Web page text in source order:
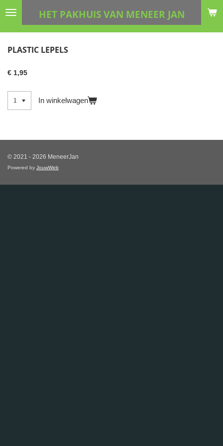
Ga
hoofdinhoud
HET PAKHUIS VAN MENEER JAN
PLASTIC LEPELS
€ 1,95
In winkelwagen
© 2021 - 2026 MeneerJan
Powered by JouwWeb